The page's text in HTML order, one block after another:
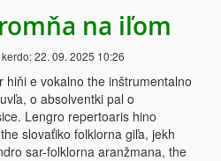
na iľom
22. 09. 2025 10:26
hiňi e vokalno the inštrumentalno
o absolventki pal o
Lengro repertoaris hino
slovaťiko folklorna giľa, jekh
sar-folklorna aranžmana, the